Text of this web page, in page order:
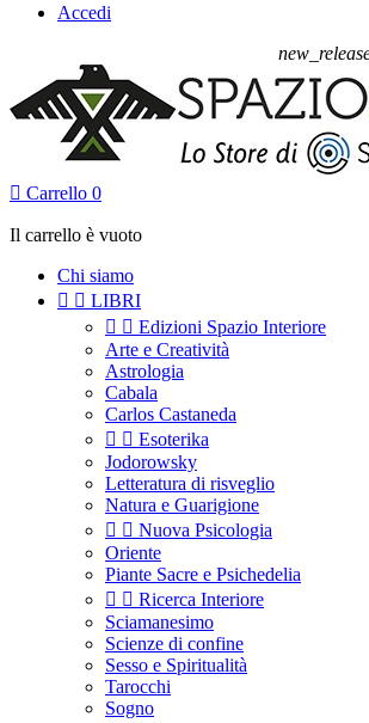
Accedi
 Carrello 0
Il carrello è vuoto
Chi siamo
  LIBRI
  Edizioni Spazio Interiore
Arte e Creatività
Astrologia
Cabala
Carlos Castaneda
  Esoterika
Jodorowsky
Letteratura di risveglio
Natura e Guarigione
  Nuova Psicologia
Oriente
Piante Sacre e Psichedelia
  Ricerca Interiore
Sciamanesimo
Scienze di confine
Sesso e Spiritualità
Tarocchi
Sogno